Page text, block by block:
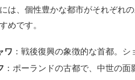
は、個性豊かな都市がそれぞれ
めです。
ワ ：戦後復興の象徴的な首都。
：ポーランドの古都で、中世の